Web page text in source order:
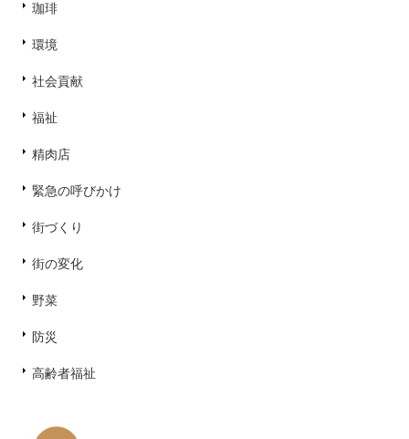
珈琲
環境
社会貢献
福祉
精肉店
緊急の呼びかけ
街づくり
街の変化
野菜
防災
高齢者福祉